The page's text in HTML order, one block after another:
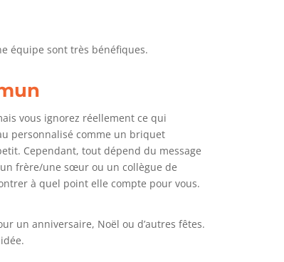
équipe sont très bénéfiques.
vous ignorez réellement ce qui
personnalisé comme un briquet
Cependant, tout dépend du message
frère/une sœur ou un collègue de
à quel point elle compte pour vous.
un anniversaire, Noël ou d’autres fêtes.